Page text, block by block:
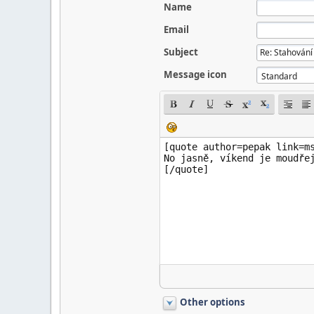
Name
Email
Subject
Message icon
Other options